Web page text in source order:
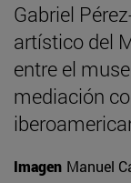
Gabriel
artístico del
entre el
mediación
Imagen Manuel